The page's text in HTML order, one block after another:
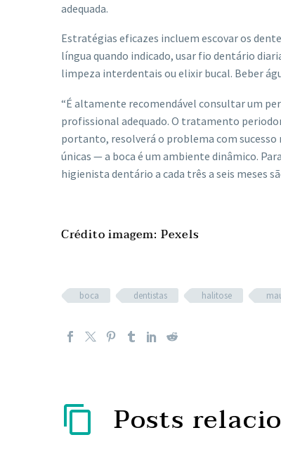
adequada.
Estratégias eficazes incluem escovar os
língua quando indicado, usar fio dentário
limpeza interdentais ou elixir bucal. Beber
“É altamente recomendável consultar um
profissional adequado. O tratamento
portanto, resolverá o problema com
únicas — a boca é um ambiente dinâmico.
higienista dentário a cada três a seis meses
Crédito imagem: Pexels
boca dentistas halitose
Posts